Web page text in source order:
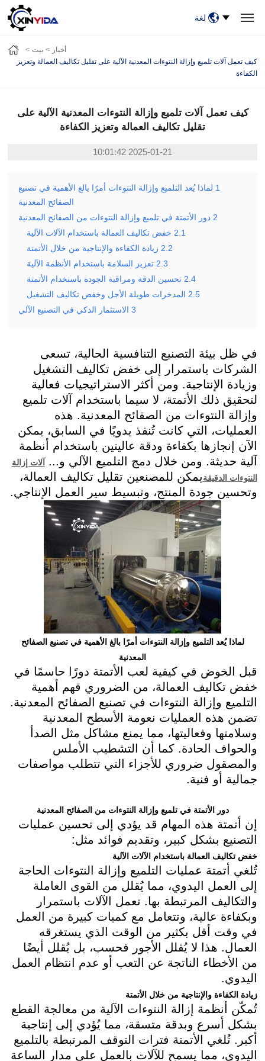
لغة
بيت
أخبار
كيف تعمل آلات تلميع وإزالة النتوءات المعدنية الآلية على تقليل تكاليف العمالة وتعزيز
الكفاءة
كيف تعمل آلات تلميع وإزالة النتوءات المعدنية الآلية على
تقليل تكاليف العمالة وتعزيز الكفاءة
2025-01-21 10:01:42
1 لماذا يُعد التلميع وإزالة النتوءات أمرًا بالغ الأهمية في تصنيع
الصفائح المعدنية
2 دور الأتمتة في تلميع وإزالة النتوءات من الصفائح المعدنية
2.1 خفض تكاليف العمالة باستخدام الآلات الآلية
2.2 زيادة الكفاءة والإنتاجية من خلال الأتمتة
2.3 تعزيز السلامة باستخدام الأنظمة الآلية
2.4 تحسين الدقة ومراقبة الجودة باستخدام الأتمتة
2.5 المدخرات طويلة الأجل وخفض تكاليف التشغيل
3 الاستثمار الذكي في التصنيع الآلي
في ظل بيئة التصنيع التنافسية الحالية، تسعى
الشركات باستمرار إلى خفض تكاليف التشغيل
وزيادة الإنتاجية. ومن أكثر الاستراتيجيات فعالية
لتحقيق ذلك الأتمتة، لا سيما باستخدام آلات تلميع
وإزالة النتوءات من الصفائح المعدنية. هذه
العمليات، التي كانت تُنفذ يدويًا في السابق، يمكن
الآن إنجازها بكفاءة ودقة عاليتين باستخدام أنظمة
آلية حديثة. ومن خلال دمج التلميع الآلي و... آلات إزالة
النتوءات الدقيقةيمكن للمصنعين تقليل تكاليف العمالة،
وتحسين جودة المنتج، وتبسيط سير العمل الإنتاجي.
لماذا يُعد التلميع وإزالة النتوءات أمرًا بالغ الأهمية في تصنيع الصفائح
المعدنية
قبل الخوض في كيفية لعب الأتمتة دورًا حاسمًا في
خفض تكاليف العمالة، من الضروري فهم أهمية
التلميع وإزالة النتوءات في تصنيع الصفائح المعدنية.
تضمن هذه العمليات نعومة الأسطح المعدنية
وسلامتها وفعاليتها، مما يمنع مشاكل مثل الصدأ
والحواف الحادة. كما أن التشطيب الأملس
والمصقول ضروري للأجزاء التي تتطلب مواصفات
جمالية أو فنية.
دور الأتمتة في تلميع وإزالة النتوءات من الصفائح المعدنية
إن أتمتة هذه المهام قد يؤدي إلى تحسين عمليات
التصنيع بشكل كبير، وتقديم فوائد مثل:
خفض تكاليف العمالة باستخدام الآلات الآلية
تُلغي أتمتة عمليات التلميع وإزالة النتوءات الحاجة
إلى العمل اليدوي، مما يُقلل من القوى العاملة
والتكاليف المرتبطة بها. تعمل الآلات باستمرار
وبكفاءة عالية، وتتعامل مع كميات كبيرة من العمل
في وقت أقل بكثير من الوقت الذي يستغرقه
العمال. هذا لا يُقلل الأجور فحسب، بل يُقلل أيضًا
من الأخطاء الناتجة عن التعب أو عدم انتظام العمل
اليدوي.
زيادة الكفاءة والإنتاجية من خلال الأتمتة
تُمكّن أنظمة إزالة النتوءات الآلية من معالجة القطع
بشكل أسرع وبدقة متسقة، مما يُؤدي إلى إنتاجية
أكبر. تُلغي الأتمتة فترات التوقف المرتبطة بالتلميع
اليدوي، مما يسمح للآلات بالعمل على مدار الساعة